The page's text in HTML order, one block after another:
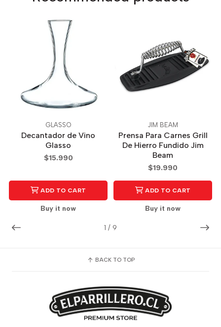
1 / 9
GLASSO
Decantador de Vino
Glasso
$15.990
ADD TO CART
Buy it now
JIM BEAM
Prensa Para Carnes Grill
De Hierro Fundido Jim
Beam
$19.990
ADD TO CART
Buy it now
BACK TO TOP